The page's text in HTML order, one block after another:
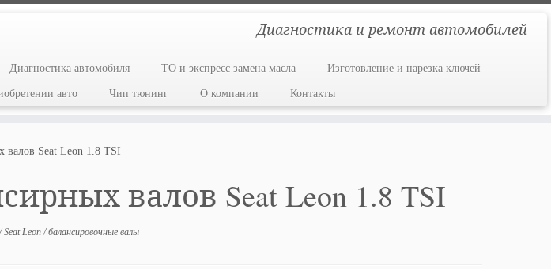
Диагностика и ремонт автомобилей
Диагностика автомобиля ТО и экспресс замена масла Изготовление и нарезка ключей
авто Чип тюнинг О компании Контакты
валов Seat Leon 1.8 TSI
валов Seat Leon 1.8 TSI
/Seat Leon/балансировочные валы